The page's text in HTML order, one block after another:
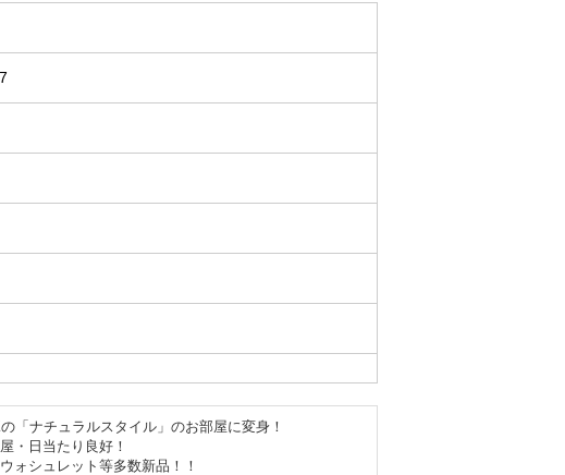
「ナチュラルスタイル」のお部屋に変身！
・日当たり良好！
ォシュレット等多数新品！！